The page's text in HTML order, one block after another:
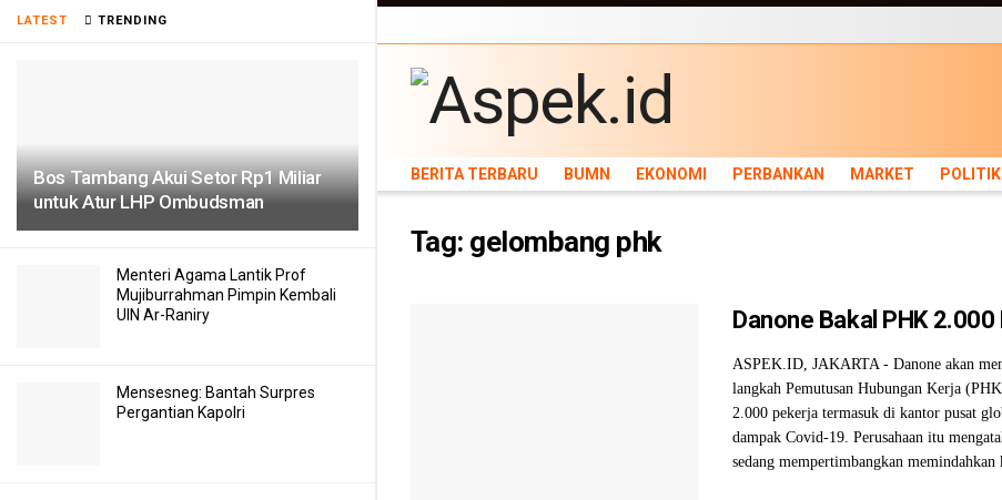
LATEST TRENDING
Bos Tambang Akui Setor Rp1 Miliar
untuk Atur LHP Ombudsman
Menteri Agama Lantik Prof
Mujiburrahman Pimpin Kembali
UIN Ar-Raniry
Mensesneg: Bantah Surpres
Pergantian Kapolri
BERITA TERBARU BUMN EKONOMI PERBANKAN MARKET POLITIK NEWS
TEKNOLOGI
BERITA TERBARU BUMN EKONOMI PERBANKAN MARKET POLITIK
Tag: gelombang phk
Danone Bakal PHK
ASPEK.ID, JAKARTA - Danone akan
langkah Pemutusan Hubungan Kerja
2.000 pekerja termasuk di kantor pusat
dampak Covid-19. Perusahaan itu
sedang mempertimbangkan memindahkan